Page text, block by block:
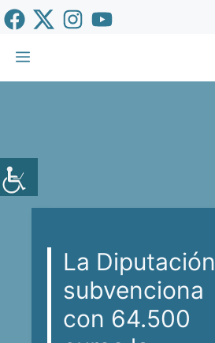
Saltar
al
contenido
Menú
La Diputación
subvenciona
con 64.500